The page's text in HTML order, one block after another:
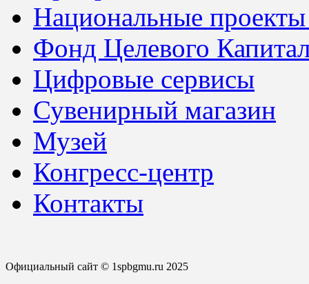
Национальные
Фонд Целевого
Цифровые сервисы
Сувенирный магазин
Музей
Конгресс-центр
Контакты
Официальный сайт © 1spbgmu.ru 2025